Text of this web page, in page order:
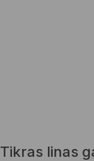
Tikras linas